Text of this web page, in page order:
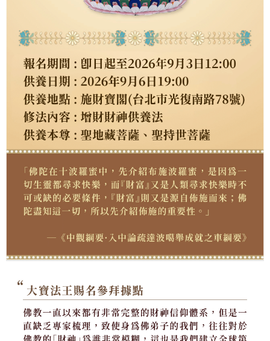
時審查核予不同之上限額度；若仍有額度不足之情形，本公司將視審查結果
恩沛科技股份有限公司將有權停止該用戶之使用額度並採取法律行動。